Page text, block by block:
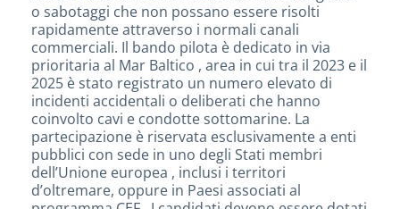
o sabotaggi che non possano essere risolti
rapidamente attraverso i normali canali
commerciali. Il bando pilota è dedicato in via
prioritaria al Mar Baltico , area in cui tra il 2023 e il
2025 è stato registrato un numero elevato di
incidenti accidentali o deliberati che hanno
coinvolto cavi e condotte sottomarine. La
partecipazione è riservata esclusivamente a enti
pubblici con sede in uno degli Stati membri
dell’Unione europea , inclusi i territori
d’oltremare, oppure in Paesi associati al